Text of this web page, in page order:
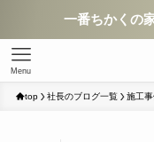
一番ちかくの
Menu
top 社長のブログ一覧 施工事